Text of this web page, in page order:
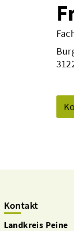
Kontakt
Landkreis Peine